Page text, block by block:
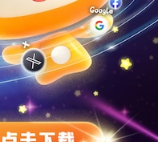
ios加速器
加速器app